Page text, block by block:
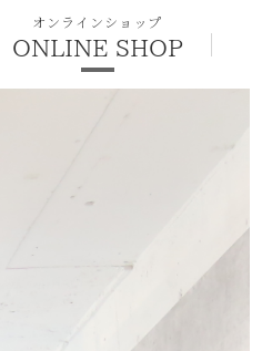
オンラインショップ
ONLINE SHOP